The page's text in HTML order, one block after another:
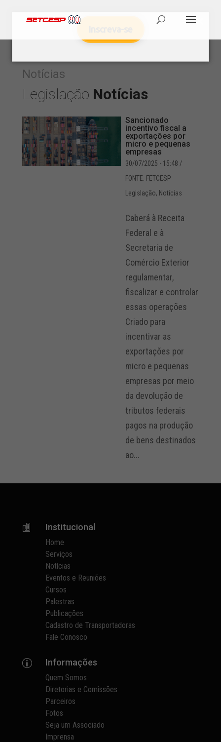
Notícias
Legislação Notícias
Sancionado
incentivo fiscal a
exportações por
micro e pequenas
empresas
30/07/2025 - 15:48 /
FONTE: FETCESP
Legislação, Notícias
Caberá à Receita
Federal e à
Secretaria de
Comércio Exterior
regulamentar,
fiscalizar e controlar
essas operações
Criado para
incentivar as
exportações por
micro e pequenas
empresas por meio
da devolução de
tributos federais
pagos na produção
de bens destinados
ao...
 Institucional
Home
Serviços
Notícias
Eventos e Reuniões
Cursos
Palestras
Publicações
Cadastro de Transportadoras
Fale Conosco
p Informações
Quem Somos
Diretorias e Comissões
Parceiros
Fotos
Seja um Associado
Imprensa